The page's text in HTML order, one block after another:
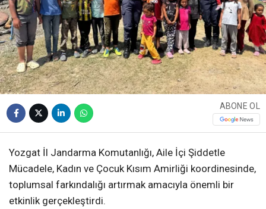
ABONE OL
Yozgat İl Jandarma Komutanlığı, Aile İçi Şiddetle
Mücadele, Kadın ve Çocuk Kısım Amirliği koordinesinde,
toplumsal farkındalığı artırmak amacıyla önemli bir
etkinlik gerçekleştirdi.